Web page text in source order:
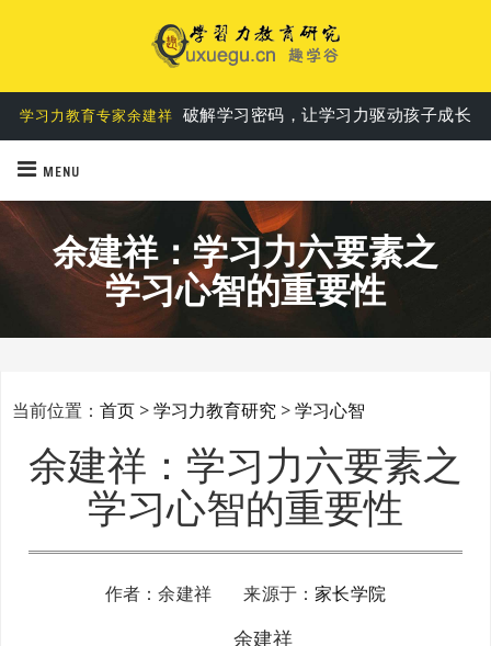
学习力教育专家余建祥 破解学习密码，让学习力驱动孩子成长
MENU
余建祥：学习力六要素之
学习心智的重要性
当前位置： 首页 >学习力教育研究 >学习心智
余建祥：学习力六要素之
学习心智的重要性
作者：余建祥 来源于：家长学院
余建祥